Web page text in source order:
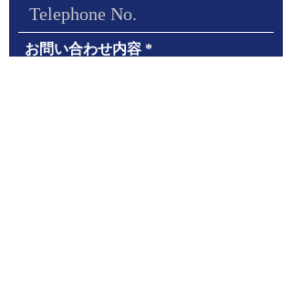
お問い合わせ内容